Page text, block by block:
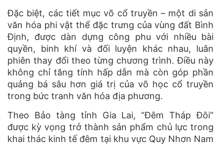
Đặc biệt, các tiết mục võ cổ truyền – một di sản
văn hóa phi vật thể đặc trưng của vùng đất Bình
Định, được dàn dựng công phu với nhiều bài
quyền, binh khí và đối luyện khác nhau, luân
phiên thay đổi theo từng chương trình. Điều này
không chỉ tăng tính hấp dẫn mà còn góp phần
quảng bá sâu hơn giá trị của võ học cổ truyền
trong bức tranh văn hóa địa phương.
Theo Bảo tàng tỉnh Gia Lai, “Đêm Tháp Đôi”
được kỳ vọng trở thành sản phẩm chủ lực trong
khai thác kinh tế đêm tại khu vực Quy Nhơn Nam